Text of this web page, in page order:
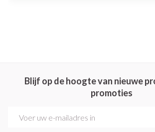
Blijf op de hoogte van nieuwe
promoties